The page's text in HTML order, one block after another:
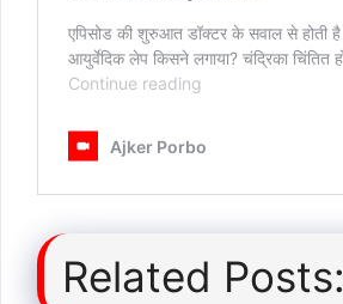
Related Posts: